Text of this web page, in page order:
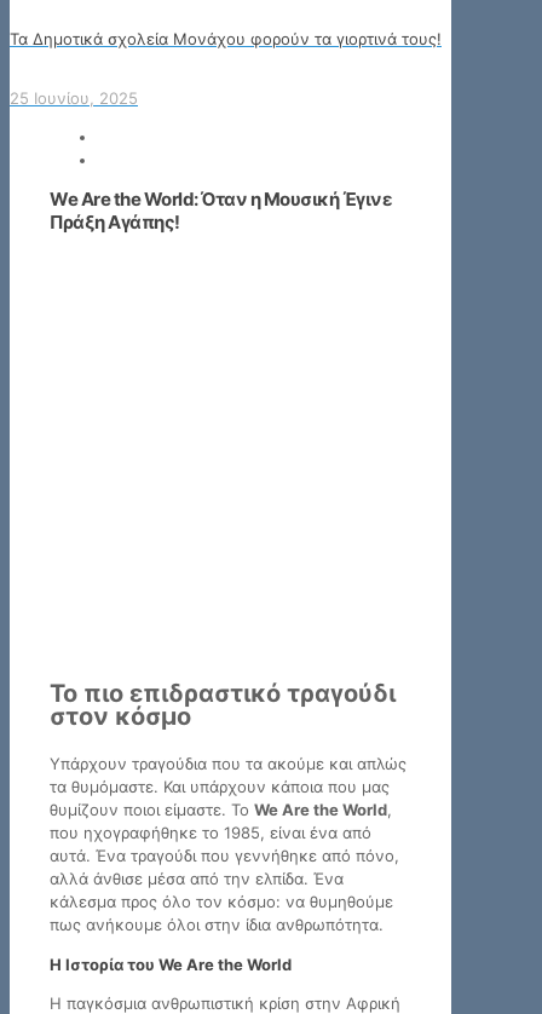
Τα Δημοτικά σχολεία Μονάχου φορούν τα γιορτινά τους!
25 Ιουνίου, 2025
We Are the World: Όταν η Μουσική Έγινε
Πράξη Αγάπης!
Το πιο επιδραστικό τραγούδι
στον κόσμο
Υπάρχουν τραγούδια που τα ακούμε και απλώς
τα θυμόμαστε. Και υπάρχουν κάποια που μας
θυμίζουν ποιοι είμαστε. Το We Are the World,
που ηχογραφήθηκε το 1985, είναι ένα από
αυτά. Ένα τραγούδι που γεννήθηκε από πόνο,
αλλά άνθισε μέσα από την ελπίδα. Ένα
κάλεσμα προς όλο τον κόσμο: να θυμηθούμε
πως ανήκουμε όλοι στην ίδια ανθρωπότητα.
Η Ιστορία του We Are the World
Η παγκόσμια ανθρωπιστική κρίση στην Αφρική